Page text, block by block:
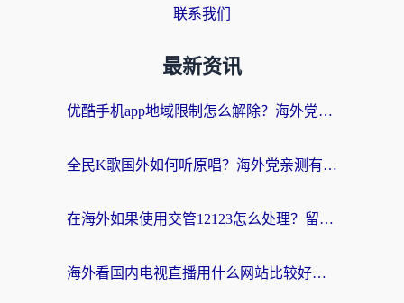
联系我们
最新资讯
优酷手机app地域限制怎么解除？海外党亲测有效的追剧方案
全民K歌国外如何听原唱？海外党亲测有效的回国加速器选择指南
在海外如果使用交管12123怎么处理？留学生亲测有效的回国加速方案
海外看国内电视直播用什么网站比较好？一篇解决你所有追剧难题的实用指南